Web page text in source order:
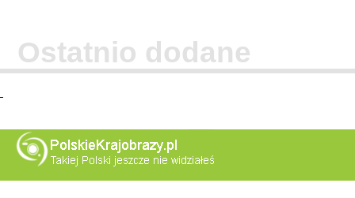
Ostatnio dodane